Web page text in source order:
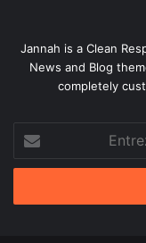
Jannah is a Clean
News and Blog
completely
Entrez
votre
adresse